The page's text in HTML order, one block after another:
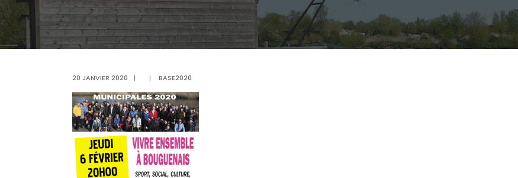
20 JANVIER 2020 | | BASE2020